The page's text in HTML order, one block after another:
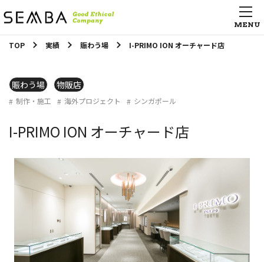
TOP 実績 賑わう場 I-PRIMO ION オーチャード店
賑わう場 物販店
制作・施工 海外プロジェクト シンガポール
I-PRIMO ION オーチャード店